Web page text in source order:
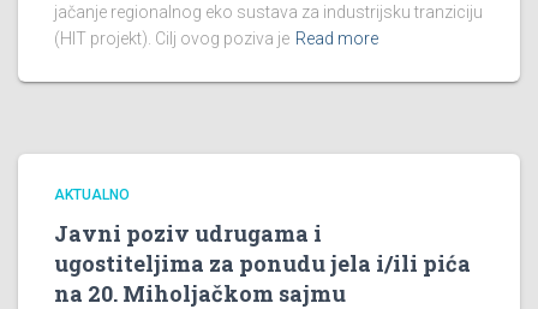
jačanje regionalnog eko sustava za industrijsku tranziciju
(HIT projekt). Cilj ovog poziva je Read more
AKTUALNO
Javni poziv udrugama i
ugostiteljima za ponudu jela i/ili pića
na 20. Miholjačkom sajmu